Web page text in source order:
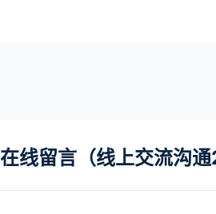
在线留言（线上交流沟通